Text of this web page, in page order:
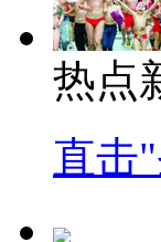
热点
直击